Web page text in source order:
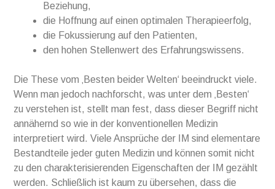
Beziehung,
die Hoffnung auf einen optimalen Therapieerfolg,
die Fokussierung auf den Patienten,
den hohen Stellenwert des Erfahrungswissens.
Die These vom ‚Besten beider Welten‘ beeindruckt viele.
Wenn man jedoch nachforscht, was unter dem ‚Besten‘
zu verstehen ist, stellt man fest, dass dieser Begriff nicht
annähernd so wie in der konventionellen Medizin
interpretiert wird. Viele Ansprüche der IM sind elementare
Bestandteile jeder guten Medizin und können somit nicht
zu den charakterisierenden Eigenschaften der IM gezählt
werden. Schließlich ist kaum zu übersehen, dass die